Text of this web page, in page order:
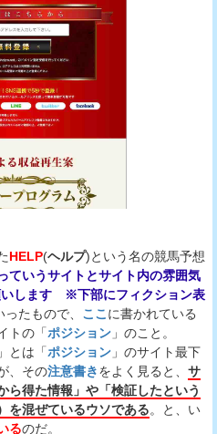
HELP(ヘルプ)という名の競馬予想
ていうサイトとサイト内の雰囲気
します ※下部にフィクション表
ったもので、 ここ に書かれている
トの「ポジション 」のこと。
」とは「ポジション 」のサイト最下
、その注意書きをよく見ると、 サ
ら得た情報」や「検証したという
を混ぜているウソである。と、い
るのだ。